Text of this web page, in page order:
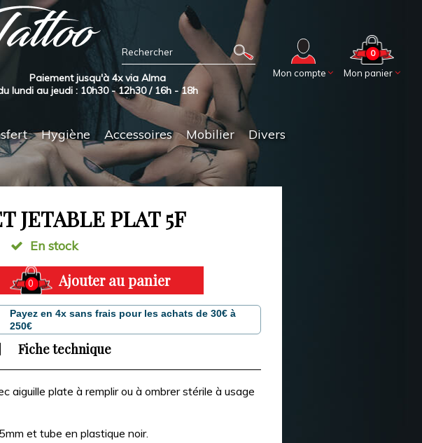
Mon panier
0
Mon compte
Paiement jusqu'à 4x via Alma
lundi au jeudi : 10h30 - 12h30 / 16h - 18h
Hygiène Accessoires Mobilier Divers
JETABLE PLAT 5F
En stock
0 Ajouter au panier
Payez en 4x sans frais pour les achats de 30€ à
250€
Fiche technique
aiguille plate à remplir ou à ombrer stérile à usage
et tube en plastique noir.